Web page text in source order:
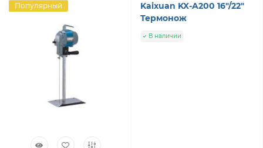
Популярный
Kaixuan KX-A200 16"/22"
Термонож
В наличии